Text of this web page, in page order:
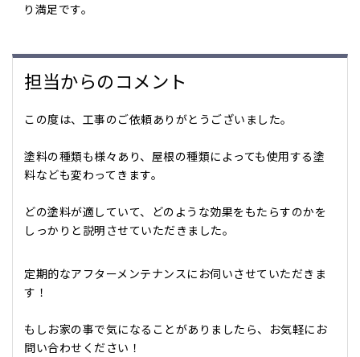
り満足です。
担当からのコメント
この度は、工事のご依頼ありがとうございました。
塗料の種類も様々あり、屋根の種類によっても使用する塗
料なども変わってきます。
どの塗料が適していて、どのような効果をもたらすのかを
しっかりと説明させていただきました。
定期的なアフターメンテナンスにお伺いさせていただきま
す！
もしお家の事で気になることがありましたら、お気軽にお
問い合わせください！